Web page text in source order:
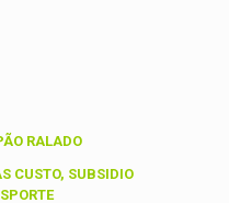
RALADO
CUSTO, SUBSIDIO